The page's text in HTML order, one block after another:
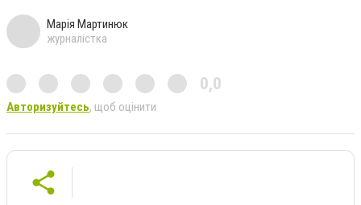
Марія Мартинюк
журналістка
0,0
Авторизуйтесь, щоб оцінити